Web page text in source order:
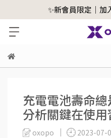
✨新會員限定｜加
充電電池壽命
分析關鍵在使
oxopo 2023-07-